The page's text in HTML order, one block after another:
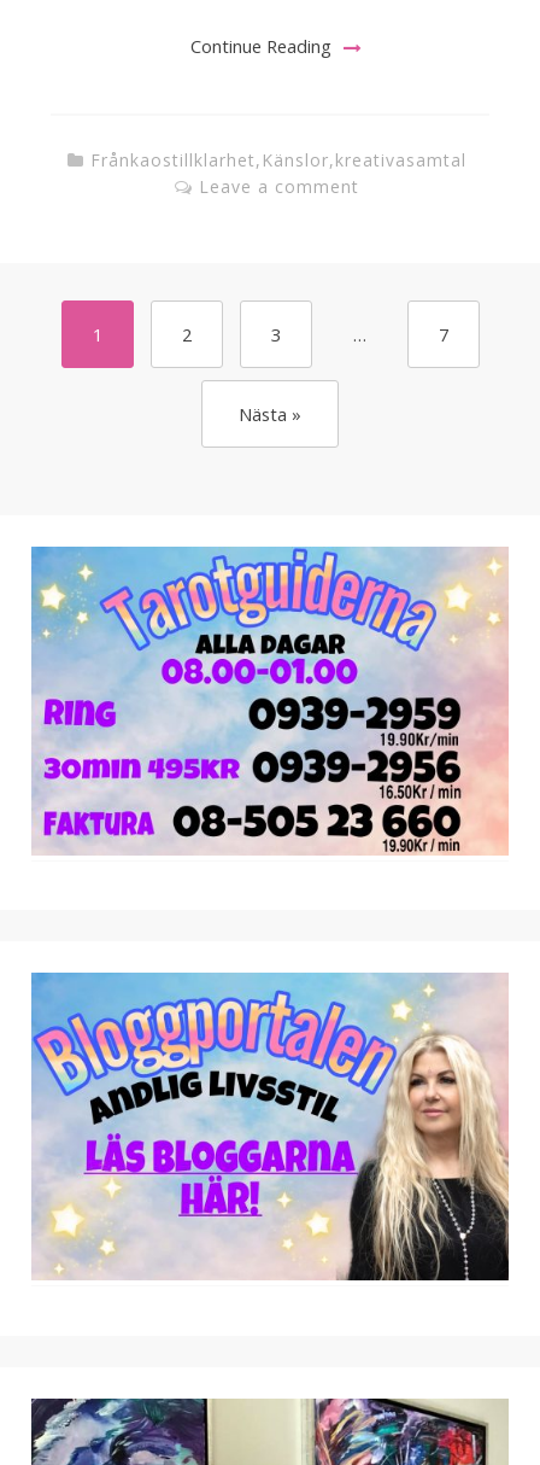
Continue Reading
Frånkaostillklarhet, Känslor,kreativasamtal
Leave a comment
1 2 3 … 7
Nästa »